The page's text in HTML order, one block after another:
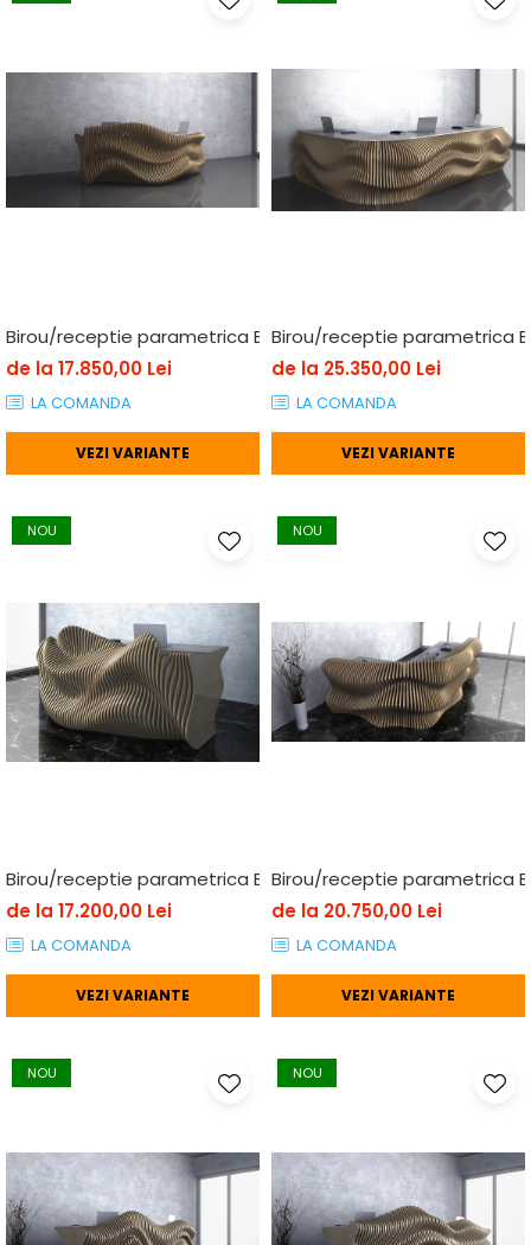
Birou/receptie parametrica BP001, lemn
de la 17.850,00 Lei
LA COMANDA
VEZI VARIANTE
Birou/receptie parametrica
de la 25.350,00 Lei
LA COMANDA
VEZI VARIANTE
NOU
Birou/receptie parametrica BP003, lemn
de la 17.200,00 Lei
LA COMANDA
VEZI VARIANTE
NOU
Birou/receptie parametrica
de la 20.750,00 Lei
LA COMANDA
VEZI VARIANTE
NOU NOU